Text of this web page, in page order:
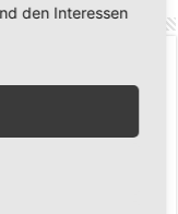
den Interessen